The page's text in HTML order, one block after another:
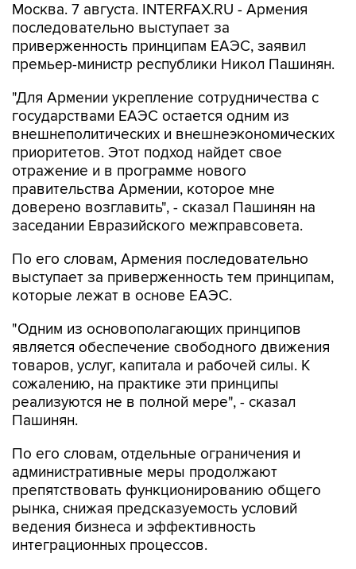
Москва. 7 августа. INTERFAX.RU - Армения
последовательно выступает за
приверженность принципам ЕАЭС, заявил
премьер-министр республики Никол Пашинян.
"Для Армении укрепление сотрудничества с
государствами ЕАЭС остается одним из
внешнеполитических и внешнеэкономических
приоритетов. Этот подход найдет свое
отражение и в программе нового
правительства Армении, которое мне
доверено возглавить", - сказал Пашинян на
заседании Евразийского межправсовета.
По его словам, Армения последовательно
выступает за приверженность тем принципам,
которые лежат в основе ЕАЭС.
"Одним из основополагающих принципов
является обеспечение свободного движения
товаров, услуг, капитала и рабочей силы. К
сожалению, на практике эти принципы
реализуются не в полной мере", - сказал
Пашинян.
По его словам, отдельные ограничения и
административные меры продолжают
препятствовать функционированию общего
рынка, снижая предсказуемость условий
ведения бизнеса и эффективность
интеграционных процессов.